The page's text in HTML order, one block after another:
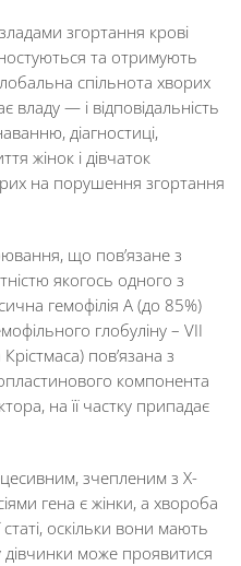
згортання крові
та отримують
спільнота хворих
владу — і відповідальність
діагностиці,
жінок і дівчаток
на порушення згортання
що пов’язане з
якогось одного з
гемофілія А (до 85%)
глобуліну – VII
пов’язана з
компонента
на її частку припадає
зчепленим з Х-
гена є жінки, а хвороба
оскільки вони мають
дівчинки може проявитися